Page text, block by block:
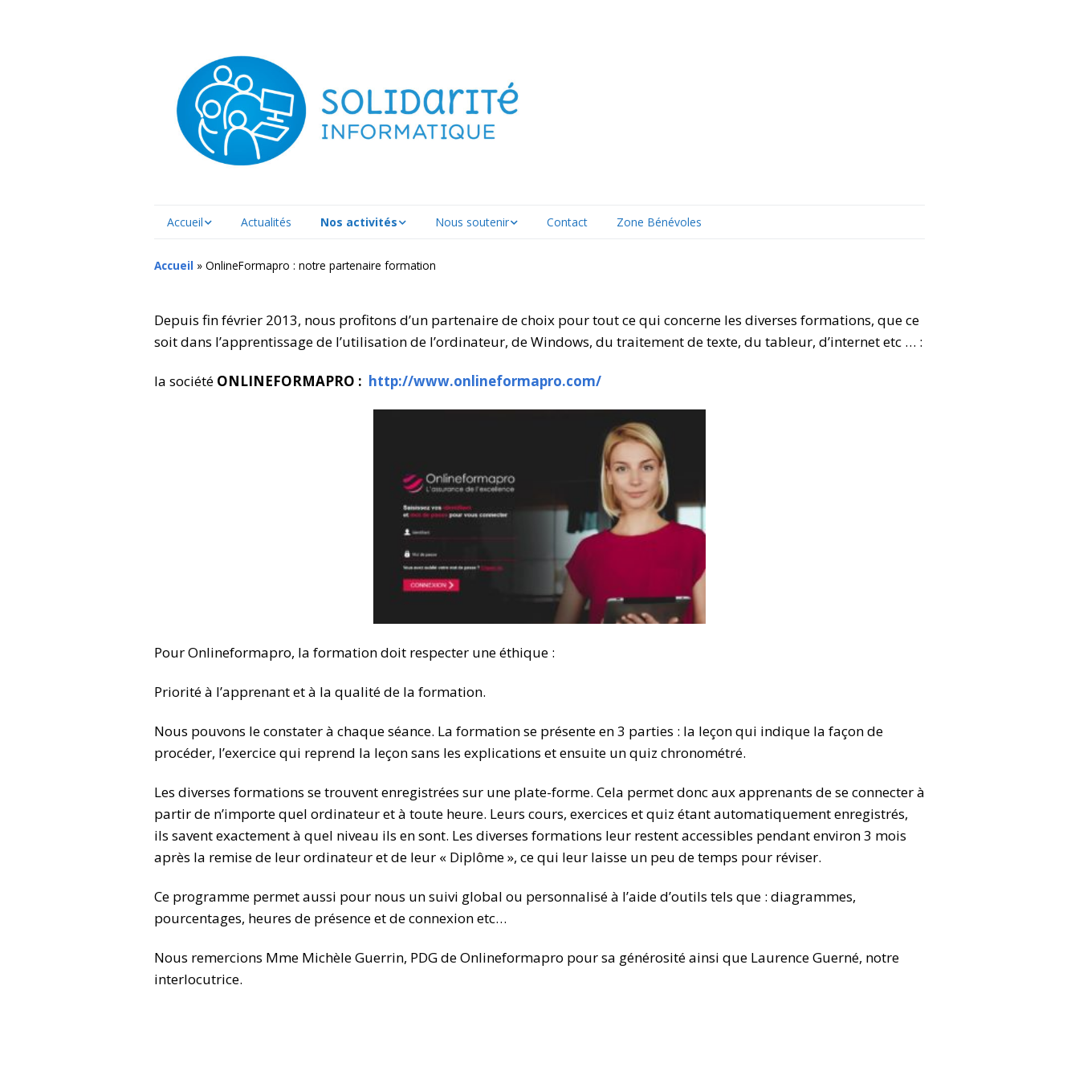
Accueil Actualités Nos activités
La maintenance
Nous soutenir
Rejoindre nos
Contact Zone Bénévoles
Accueil » OnlineFormapro : notre partenaire formation
Depuis fin février 2013, nous profitons d’un partenaire de choix pour tout ce qui concerne les diverses formations, que ce
soit dans l’apprentissage de l’utilisation de l’ordinateur, de Windows, du traitement de texte, du tableur, d’internet etc … :
la société ONLINEFORMAPRO : http://www.onlineformapro.com/
Pour Onlineformapro, la formation doit respecter une éthique :
Priorité à l’apprenant et à la qualité de la formation.
Nous pouvons le constater à chaque séance. La formation se présente en 3 parties : la leçon qui indique la façon de
procéder, l’exercice qui reprend la leçon sans les explications et ensuite un quiz chronométré.
Les diverses formations se trouvent enregistrées sur une plate-forme. Cela permet donc aux apprenants de se connecter à
partir de n’importe quel ordinateur et à toute heure. Leurs cours, exercices et quiz étant automatiquement enregistrés,
ils savent exactement à quel niveau ils en sont. Les diverses formations leur restent accessibles pendant environ 3 mois
après la remise de leur ordinateur et de leur « Diplôme », ce qui leur laisse un peu de temps pour réviser.
Ce programme permet aussi pour nous un suivi global ou personnalisé à l’aide d’outils tels que : diagrammes,
pourcentages, heures de présence et de connexion etc…
Nous remercions Mme Michèle Guerrin, PDG de Onlineformapro pour sa générosité ainsi que Laurence Guerné, notre
interlocutrice.